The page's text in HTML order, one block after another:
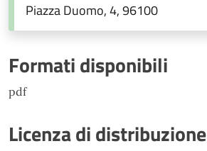
Piazza Duomo, 4, 96100
Formati disponibili
pdf
Licenza di distribuzione